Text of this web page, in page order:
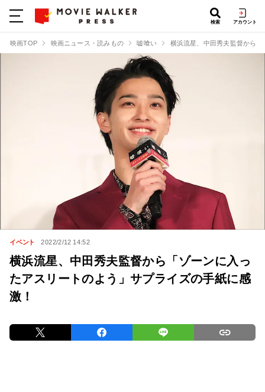
検索 アカウント
映画TOP 映画ニュース・読みもの 嘘喰い 横浜流星、中田秀夫監督から
イベント 2022/2/12 14:52
横浜流星、中田秀夫監督から「ゾーンに入っ
たアスリートのよう」サプライズの手紙に感
激！